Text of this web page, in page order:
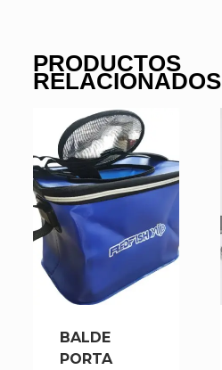
PRODUCTOS
RELACIONADOS
BALDE
PORTA